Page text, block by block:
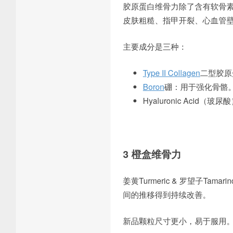
胶原蛋白维骨力除了含有软骨
皮肤粗糙、指甲开裂、心血管
主要成分是三种：
Type II Collagen二型胶
Boron硼：用于强化骨骼。
Hyaluronic Acid（玻尿酸
3 橙盒维骨力
姜黄Turmeric & 罗望子
间的推移得到持续改善。
新品颗粒尺寸更小，易于服用